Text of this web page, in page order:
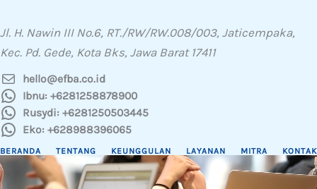
Jl. H. Nawin III No.6, RT./RW/RW.008/003, Jaticempaka,
Kec. Pd. Gede, Kota Bks, Jawa Barat 17411
hello@efba.co.id
Ibnu: +6281258878900
Rusydi: +6281250503445
Eko: +628988396065
BERANDA TENTANG KEUNGGULAN LAYANAN MITRA KONTAK